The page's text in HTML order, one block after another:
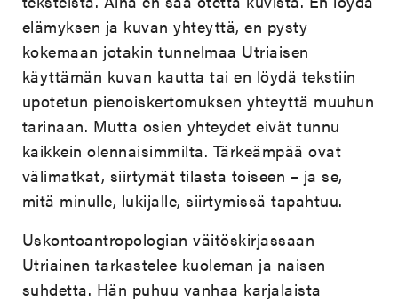
elämyksen ja kuvan yhteyttä, en pysty
kokemaan jotakin tunnelmaa Utriaisen
käyttämän kuvan kautta tai en löydä tekstiin
upotetun pienoiskertomuksen yhteyttä muuhun
tarinaan. Mutta osien yhteydet eivät tunnu
kaikkein olennaisimmilta. Tärkeämpää ovat
välimatkat, siirtymät tilasta toiseen – ja se,
mitä minulle, lukijalle, siirtymissä tapahtuu.
Uskontoantropologian väitöskirjassaan
Utriainen tarkastelee kuoleman ja naisen
suhdetta. Hän puhuu vanhaa karjalaista